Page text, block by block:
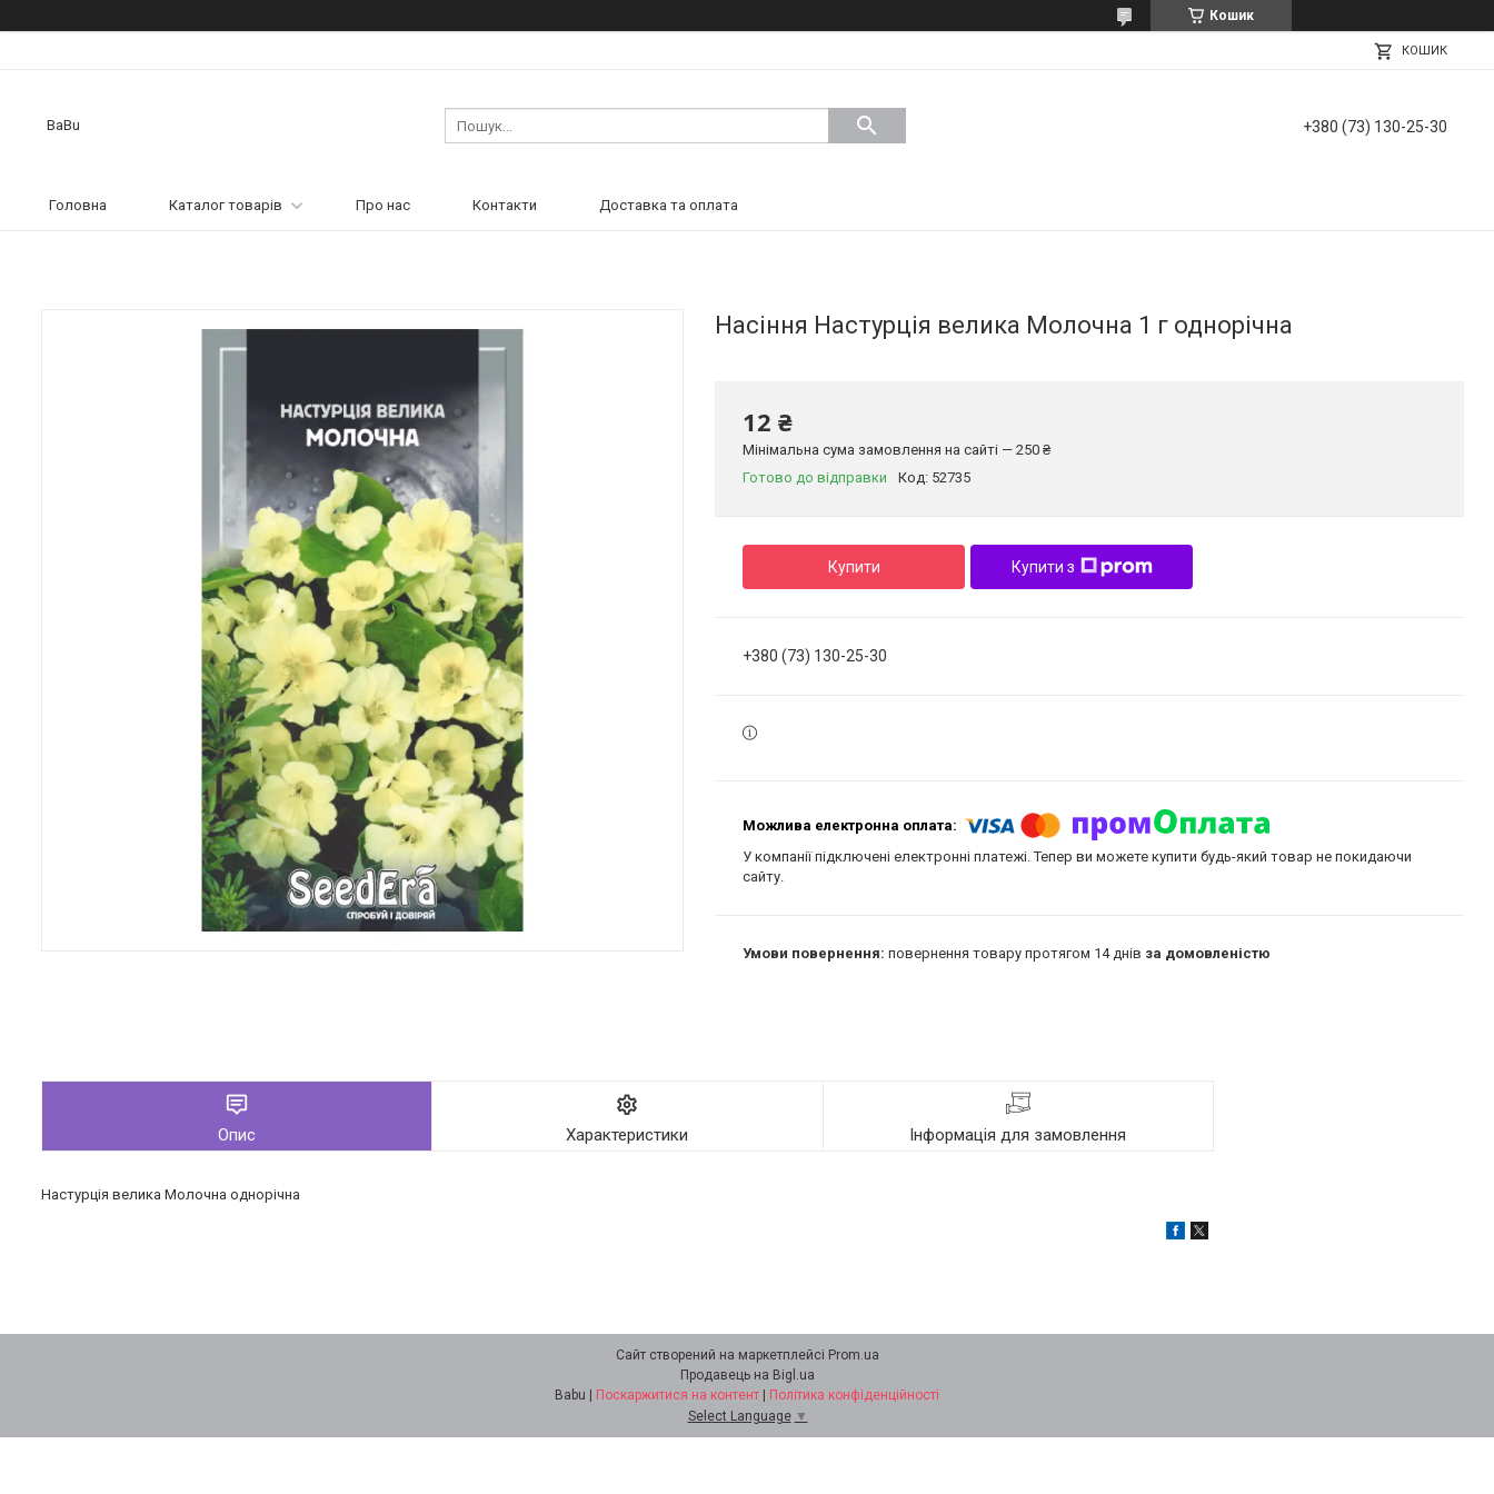
Кошик
КОШИК
BaBu +380 (73) 130-25-30
Головна Каталог товарів Про нас Контакти Доставка та оплата
Насіння Настурція велика Молочна 1 г однорічна
12 ₴
Мінімальна сума замовлення на сайті — 250 ₴
Готово до відправки
Код: 52735
Купити Купити з
+380 (73) 130-25-30
У компанії підключені електронні платежі. Тепер ви можете купити будь-який товар не покидаючи
сайту.
повернення товару протягом 14 днів за домовленістю
Опис Характеристики Інформація для замовлення
Настурція велика Молочна однорічна
Сайт створений на маркетплейсі Prom.ua
Продавець на Bigl.ua
Поскаржитися на контент
Політика конфіденційності
Select Language ▼